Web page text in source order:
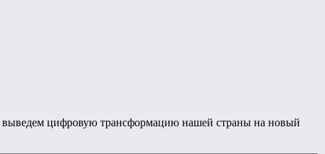
выведем цифровую трансформацию нашей страны на новый